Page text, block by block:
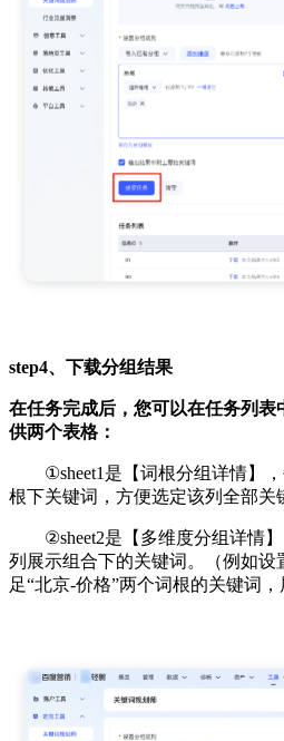
step4、下载分组结果
在任务完成后，您可以在任务列
供两个表格：
①sheet1是【词根分组详情】
根下关键词，方便选定该列全部关
②sheet2是【多维度分组详情
列展示组合下的关键词。（例如设
足“北京-价格”两个词根的关键词，